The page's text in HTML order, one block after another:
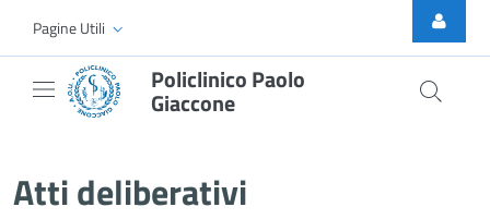
Skip to Main Content
Pagine Utili
Policlinico Paolo
Giaccone
Atti deliberativi